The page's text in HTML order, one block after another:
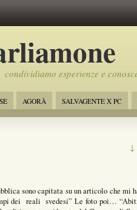
condividiamo esperienze e
AGORÀ SALVAGENTE X PC
↓
sono capitata su un articolo che
dei reali svedesi” Le foto poi…